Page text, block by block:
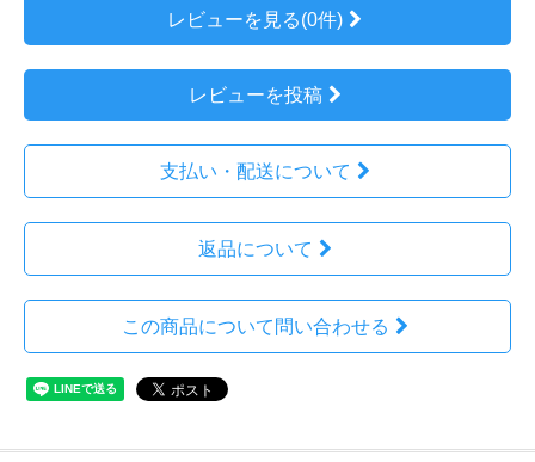
レビューを見る(0件)
レビューを投稿
支払い・配送について
返品について
この商品について問い合わせる